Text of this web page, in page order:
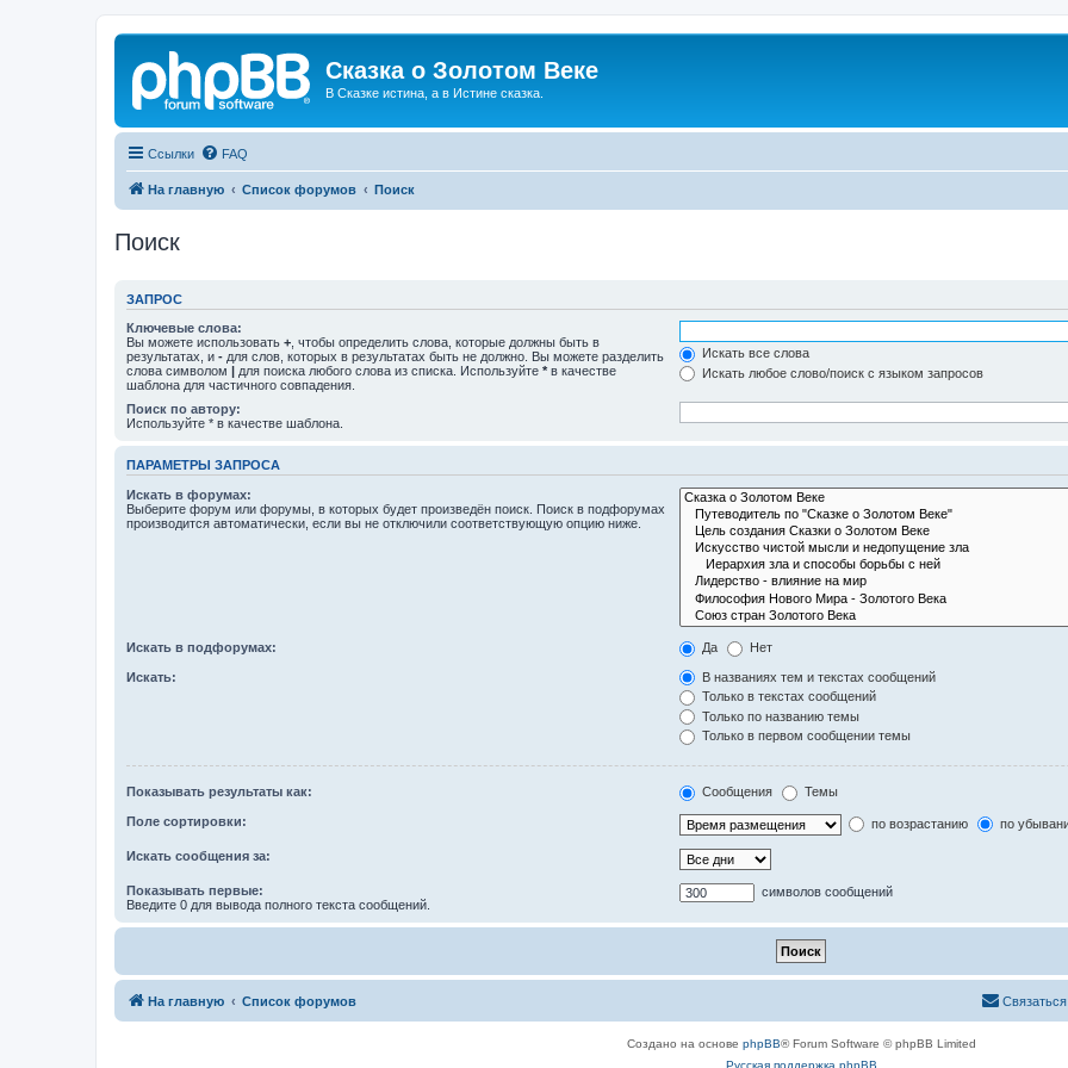
Сказка о Золотом Веке
В Сказке истина, а в Истине сказка.
Ссылки FAQ
На главную Список форумов Поиск
Поиск
ЗАПРОС
Ключевые слова:
Вы можете использовать + , чтобы определить слова, которые должны быть в
результатах, и - для слов, которых в результатах быть не должно. Вы можете разделить
слова символом | для поиска любого слова из списка. Используйте * в качестве
шаблона для частичного совпадения.
Искать все слова
Искать любое слово/поиск с языком запросов
Поиск по автору:
Используйте * в качестве шаблона.
ПАРАМЕТРЫ ЗАПРОСА
Искать в форумах:
Выберите форум или форумы, в которых будет произведён поиск. Поиск в подфорумах
производится автоматически, если вы не отключили соответствующую опцию ниже.
Искать в подфорумах: Да Нет
Искать:
В названиях тем и текстах сообщений
Только в текстах сообщений
Только по названию темы
Только в первом сообщении темы
Показывать результаты как: Сообщения Темы
Поле сортировки: по возрастанию по
Искать сообщения за:
Показывать первые:
Введите 0 для вывода полного текста сообщений.
символов сообщений
На главную Список форумов
Создано на основе phpBB® Forum Software © phpBB Limited
Русская поддержка phpBB